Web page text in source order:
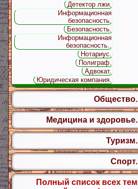
Детектор лжи.
Информационная
безопасность.
Безопасность.
Информационная
безопасность..
Нотариус.
Полиграф.
Адвокат.
Юридическая компания.
Общество.
Медицина и здоровье.
Туризм.
Спорт.
Полный список всех тем